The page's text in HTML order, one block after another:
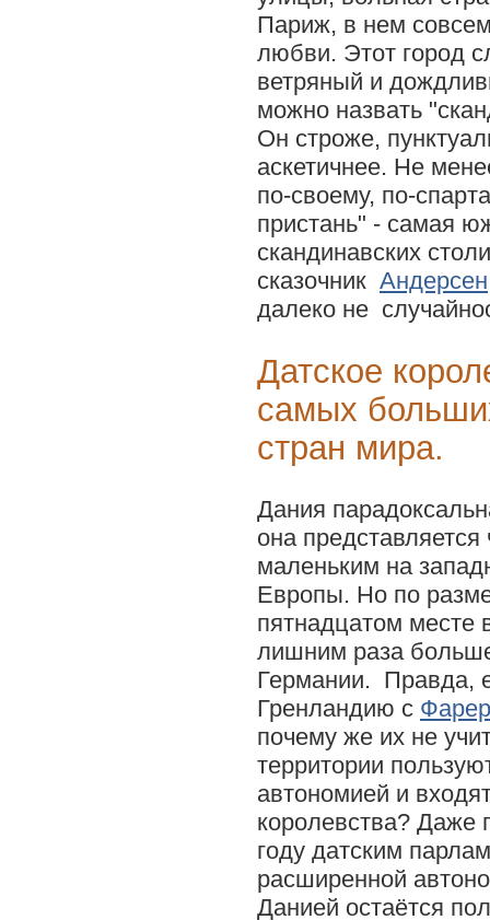
Париж, в нем
любви. Этот город
ветряный и
можно назвать
Он строже,
аскетичнее. Не
по-своему, по-
пристань" - самая
скандинавских
сказочник Андерсен
далеко не
Датское
самых
стран мира.
Дания
она
маленьким на
Европы. Но по
пятнадцатом месте
лишним раза
Германии. Правда,
Гренландию с
почему же их не
территории
автономией и
королевства? Даже
году датским
расширенной
Данией остаётся